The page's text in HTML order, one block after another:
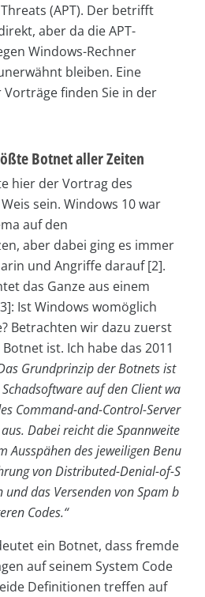
(APT). Der betrifft
aber da die APT-
Windows-Rechner
bleiben. Eine
finden Sie in der
Botnet aller Zeiten
hier der Vortrag des
sein. Windows 10 war
auf den
aber dabei ging es immer
und Angriffe darauf [2].
das Ganze aus einem
Ist Windows womöglich
Betrachten wir dazu zuerst
ist. Ich habe das 2011
Grundprinzip der Botnets ist
auf den Client wa
Command-and-Control-Server
Dabei reicht die Spannweite
Ausspähen des jeweiligen Benu
von Distributed-Denial-of-S
und das Versenden von Spam b
Codes.“
ein Botnet, dass fremde
auf seinem System Code
Definitionen treffen auf